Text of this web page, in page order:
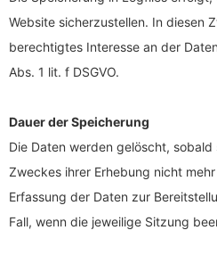
Website sicherzustellen. In diesen
berechtigtes Interesse an der
Abs. 1 lit. f DSGVO.
Dauer der Speicherung
Die Daten werden gelöscht,
Zweckes ihrer Erhebung nicht
Erfassung der Daten zur
Fall, wenn die jeweilige Sitzung